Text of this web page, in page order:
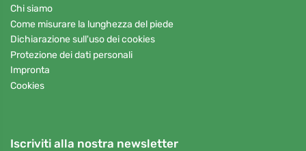
Chi siamo
Come misurare la lunghezza del piede
Dichiarazione sull'uso dei cookies
Protezione dei dati personali
Impronta
Cookies
Iscriviti alla nostra newsletter